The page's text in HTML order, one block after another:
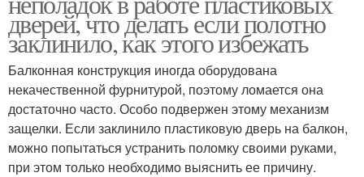
дверей, что делать если полотно
заклинило, как этого избежать
Балконная конструкция иногда оборудована
некачественной фурнитурой, поэтому ломается она
достаточно часто. Особо подвержен этому механизм
защелки. Если заклинило пластиковую дверь на балкон,
можно попытаться устранить поломку своими руками,
при этом только необходимо выяснить ее причину.